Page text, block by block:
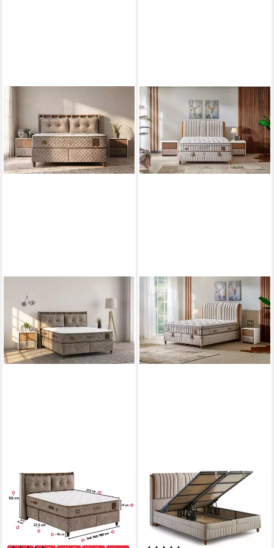
BAMBI YATAK
Boxspringbett mit Bettkasten,
Bambi Bamboo Sleep,
Schlafzimmerbett, Nachttisch
(180x200 cm, Stauraum, Bett
BAMBI YATAK
Boxspringbett mit Bettkasten,
Bambi Kapok Naturel, Bett mit
Matratze opt. Nachttisch (H3 -
Mittel, 1 x Matratze, 2 x